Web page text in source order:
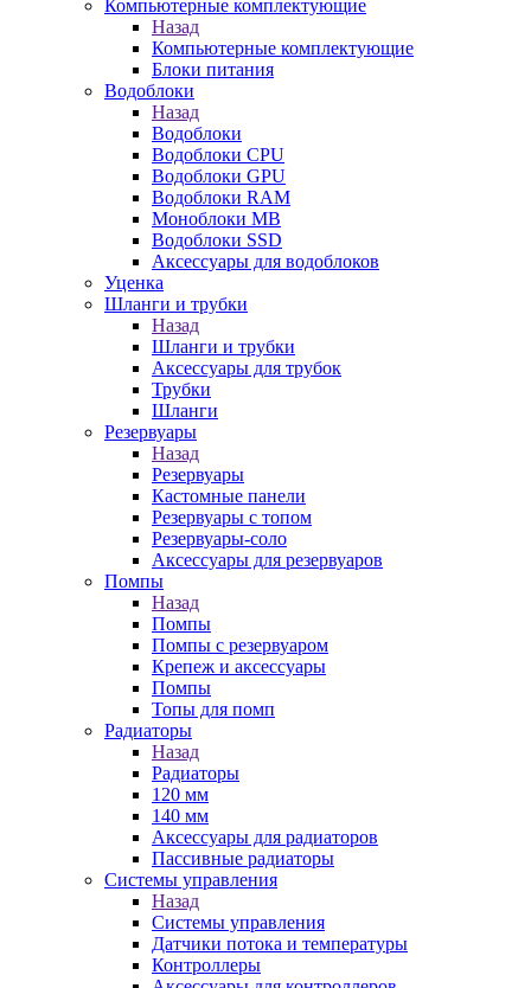
Компьютерные комплектующие
Назад
Компьютерные комплектующие
Блоки питания
Водоблоки
Назад
Водоблоки
Водоблоки CPU
Водоблоки GPU
Водоблоки RAM
Моноблоки MB
Водоблоки SSD
Аксессуары для водоблоков
Уценка
Шланги и трубки
Назад
Шланги и трубки
Аксессуары для трубок
Трубки
Шланги
Резервуары
Назад
Резервуары
Кастомные панели
Резервуары с топом
Резервуары-соло
Аксессуары для резервуаров
Помпы
Назад
Помпы
Помпы с резервуаром
Крепеж и аксессуары
Помпы
Топы для помп
Радиаторы
Назад
Радиаторы
120 мм
140 мм
Аксессуары для радиаторов
Пассивные радиаторы
Системы управления
Назад
Системы управления
Датчики потока и температуры
Контроллеры